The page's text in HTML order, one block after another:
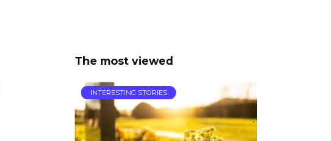
The most viewed
INTERESTING STORIES